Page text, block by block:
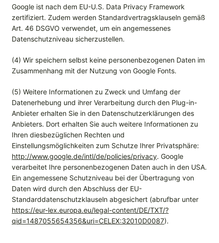
Google ist nach dem EU-U.S. Data Privacy Framework
zertifiziert. Zudem werden Standardvertragsklauseln gemäß
Art. 46 DSGVO verwendet, um ein angemessenes
Datenschutzniveau sicherzustellen.
(4) Wir speichern selbst keine personenbezogenen Daten im
Zusammenhang mit der Nutzung von Google Fonts.
(5) Weitere Informationen zu Zweck und Umfang der
Datenerhebung und ihrer Verarbeitung durch den Plug-in-
Anbieter erhalten Sie in den Datenschutzerklärungen des
Anbieters. Dort erhalten Sie auch weitere Informationen zu
Ihren diesbezüglichen Rechten und
Einstellungsmöglichkeiten zum Schutze Ihrer Privatsphäre:
http://www.google.de/intl/de/policies/privacy. Google
verarbeitet Ihre personenbezogenen Daten auch in den USA.
Ein angemessene Schutzniveau bei der Übertragung von
Daten wird durch den Abschluss der EU-
Standarddatenschutzklauseln abgesichert (abrufbar unter
https://eur-lex.europa.eu/legal-content/DE/TXT/?
qid=1487055654356&uri=CELEX:32010D0087).